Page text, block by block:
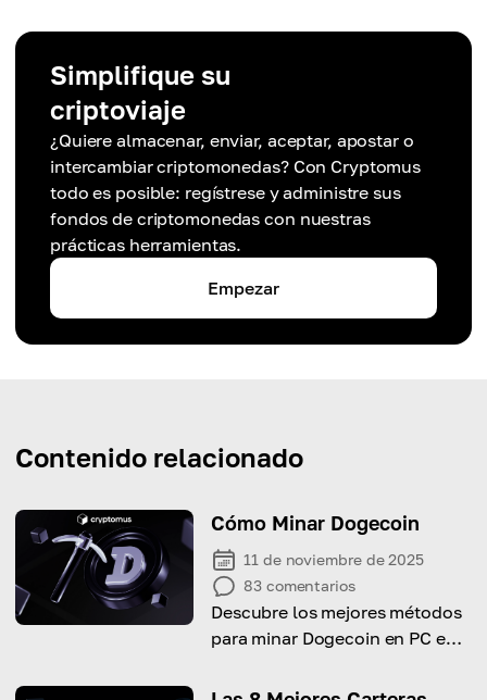
Simplifique su
criptoviaje
¿Quiere almacenar, enviar, aceptar, apostar o
intercambiar criptomonedas? Con Cryptomus
todo es posible: regístrese y administre sus
fondos de criptomonedas con nuestras
prácticas herramientas.
Empezar
Contenido relacionado
Cómo Minar Dogecoin
11 de noviembre de 2025
83 comentarios
Descubre los mejores métodos
para minar Dogecoin en PC e
¡Maximiza tus ganancias!